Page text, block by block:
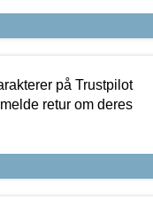
på Trustpilot
retur om deres